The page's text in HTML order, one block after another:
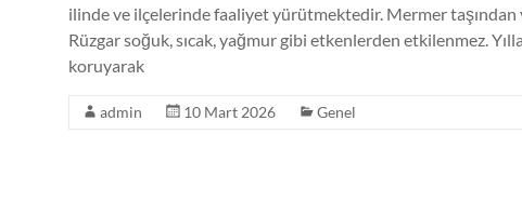
ilinde ve ilçelerinde faaliyet yürütmektedir. Mermer taşından
Rüzgar soğuk, sıcak, yağmur gibi etkenlerden etkilenmez.
koruyarak
admin 10 Mart 2026 Genel